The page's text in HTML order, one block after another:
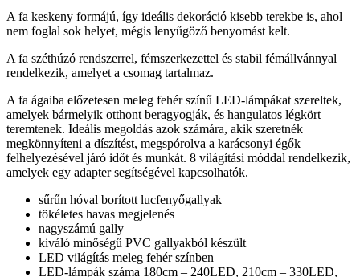
A fa keskeny formájú, így ideális dekoráció kisebb terekbe is, ahol
nem foglal sok helyet, mégis lenyűgöző benyomást kelt.
A fa széthúzó rendszerrel, fémszerkezettel és stabil fémállvánnyal
rendelkezik, amelyet a csomag tartalmaz.
A fa ágaiba előzetesen meleg fehér színű LED-lámpákat szereltek,
amelyek bármelyik otthont beragyogják, és hangulatos légkört
teremtenek. Ideális megoldás azok számára, akik szeretnék
megkönnyíteni a díszítést, megspórolva a karácsonyi égők
felhelyezésével járó időt és munkát. 8 világítási móddal rendelkezik,
amelyek egy adapter segítségével kapcsolhatók.
sűrűn hóval borított lucfenyőgallyak
tökéletes havas megjelenés
nagyszámú gally
kiváló minőségű PVC gallyakból készült
LED világítás meleg fehér színben
LED-lámpák száma 180cm – 240LED, 210cm – 330LED,